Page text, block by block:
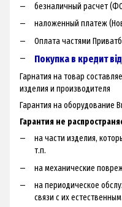
безналичный расчет
наложенный платеж
Оплата частями
Покупка в кредит
Гарнатия на товар
изделия и производителя
Гарантия на оборудование
Гарантия не
на части изделия,
т.п.
на механические
на периодическое
связи с их